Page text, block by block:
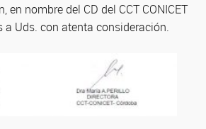
en nombre del CD del CCT CONICET
a Uds. con atenta consideración.